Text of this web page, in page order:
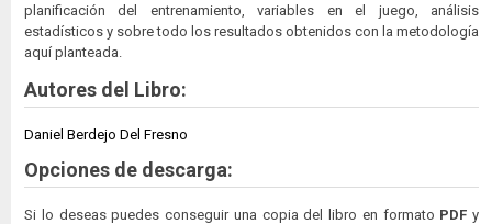
planificación del entrenamiento, variables en el juego, análisis
estadísticos y sobre todo los resultados obtenidos con la metodología
aquí planteada.
Autores del Libro:
Daniel Berdejo Del Fresno
Opciones de descarga:
Si lo deseas puedes conseguir una copia del libro en formato PDF y